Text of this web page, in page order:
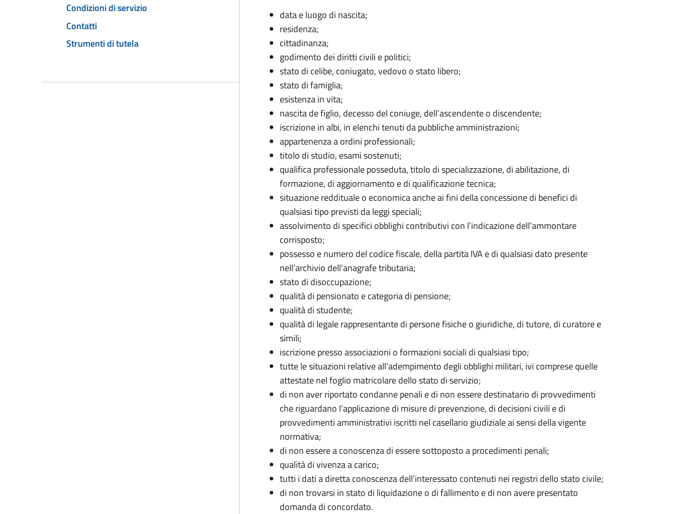
Condizioni di servizio
Contatti
Strumenti di tutela
data e luogo di nascita;
residenza;
cittadinanza;
godimento dei diritti civili e politici;
stato di celibe, coniugato, vedovo o stato libero;
stato di famiglia;
esistenza in vita;
nascita de figlio, decesso del coniuge, dell’ascendente o discendente;
iscrizione in albi, in elenchi tenuti da pubbliche amministrazioni;
appartenenza a ordini professionali;
titolo di studio, esami sostenuti;
qualifica professionale posseduta, titolo di specializzazione, di abilitazione, di
formazione, di aggiornamento e di qualificazione tecnica;
situazione reddituale o economica anche ai fini della concessione di benefici di
qualsiasi tipo previsti da leggi speciali;
assolvimento di specifici obblighi contributivi con l’indicazione dell’ammontare
corrisposto;
possesso e numero del codice fiscale, della partita IVA e di qualsiasi dato presente
nell’archivio dell’anagrafe tributaria;
stato di disoccupazione;
qualità di pensionato e categoria di pensione;
qualità di studente;
qualità di legale rappresentante di persone fisiche o giuridiche, di tutore, di curatore e
simili;
iscrizione presso associazioni o formazioni sociali di qualsiasi tipo;
tutte le situazioni relative all’adempimento degli obblighi militari, ivi comprese quelle
attestate nel foglio matricolare dello stato di servizio;
di non aver riportato condanne penali e di non essere destinatario di provvedimenti
che riguardano l’applicazione di misure di prevenzione, di decisioni civili e di
provvedimenti amministrativi iscritti nel casellario giudiziale ai sensi della vigente
normativa;
di non essere a conoscenza di essere sottoposto a procedimenti penali;
qualità di vivenza a carico;
tutti i dati a diretta conoscenza dell’interessato contenuti nei registri dello stato civile;
di non trovarsi in stato di liquidazione o di fallimento e di non avere presentato
domanda di concordato.